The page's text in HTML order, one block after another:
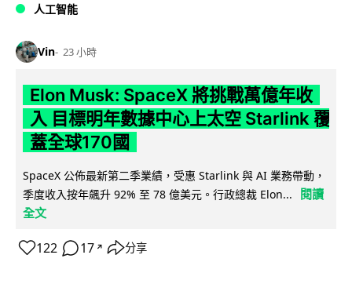
人工智能
Vin 23 小時
Elon Musk: SpaceX 將挑戰萬億年收
入 目標明年數據中心上太空 Starlink 覆
蓋全球170國
SpaceX 公佈最新第二季業績，受惠 Starlink 與 AI 業務帶動，
季度收入按年飆升 92% 至 78 億美元。行政總裁 Elon...
閱讀
全文
122 17 ↗ 分享